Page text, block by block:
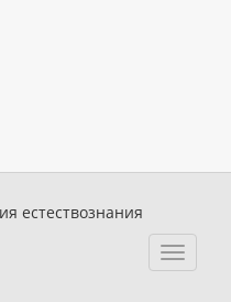
естествознания
Toggle